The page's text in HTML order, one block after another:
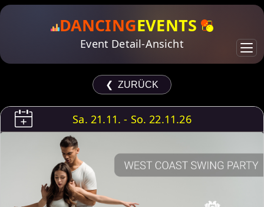
DANCINGEVENTS
Event Detail-Ansicht
❮ ZURÜCK
Sa. 21.11. - So. 22.11.26